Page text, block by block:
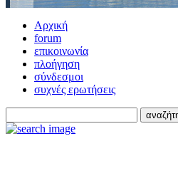
Αρχική
forum
επικοινωνία
πλοήγηση
σύνδεσμοι
συχνές ερωτήσεις